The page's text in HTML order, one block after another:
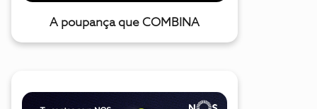
A poupança que COMBINA